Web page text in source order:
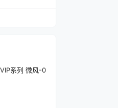
系列 微风-0